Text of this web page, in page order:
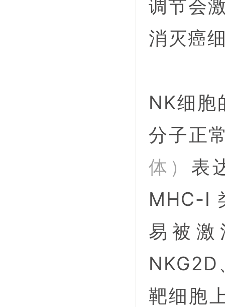
调节会
消灭癌
NK细胞
分子正
体） 表
MHC-I
易被
靶细胞